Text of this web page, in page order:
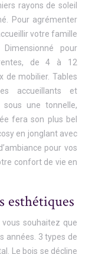
rayons de soleil
Pour agrémenter
votre famille
pour
de 4 à 12
de mobilier. Tables
accueillants et
sous une tonnelle,
fera son plus bel
en jonglant avec
pour vos
confort de vie en
esthétiques
souhaitez que
années. 3 types de
Le bois se décline